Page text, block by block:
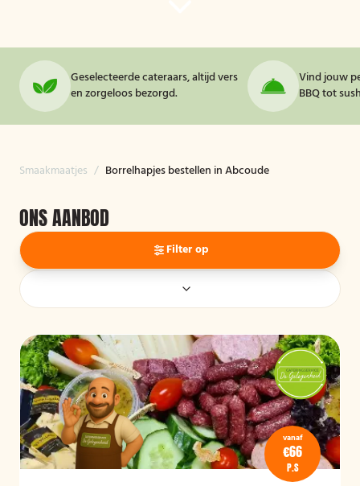
Geselecteerde cateraars, altijd vers
en zorgeloos bezorgd.
Vind jouw
BBQ tot
Smaakmaatjes / Borrelhapjes bestellen in Abcoude
ONS AANBOD
Filter op
vanaf
€66
P.S